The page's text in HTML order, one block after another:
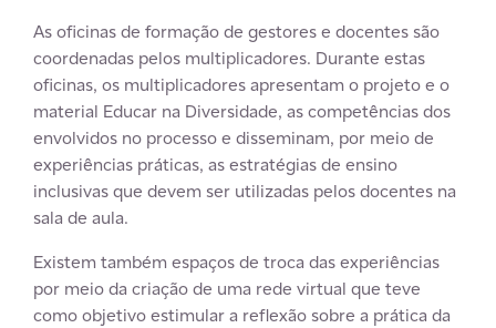
As oficinas de formação de gestores e docentes são
coordenadas pelos multiplicadores. Durante estas
oficinas, os multiplicadores apresentam o projeto e o
material Educar na Diversidade, as competências dos
envolvidos no processo e disseminam, por meio de
experiências práticas, as estratégias de ensino
inclusivas que devem ser utilizadas pelos docentes na
sala de aula.
Existem também espaços de troca das experiências
por meio da criação de uma rede virtual que teve
como objetivo estimular a reflexão sobre a prática da